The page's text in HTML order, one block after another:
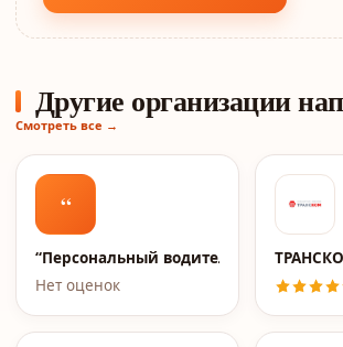
Другие организации
Смотреть все →
“
“Персональный водитель”
Нет оценок